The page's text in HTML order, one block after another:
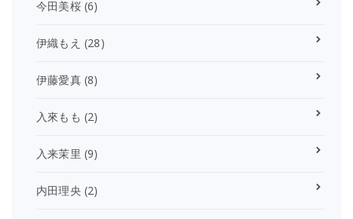
今田美桜(6)
伊織もえ (28)
伊藤愛真(8)
入來もも (2)
入来茉里 (9)
内田理央 (2)